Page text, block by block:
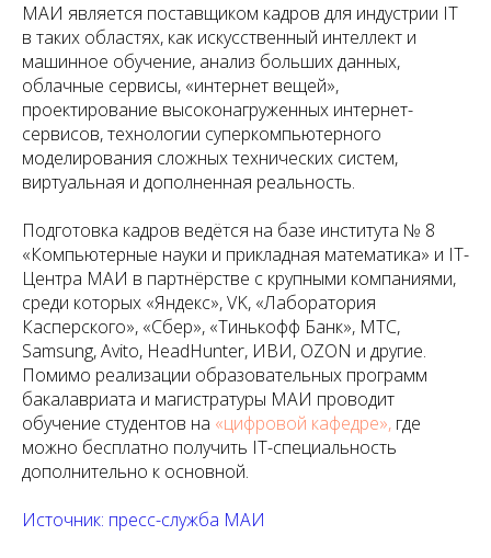
МАИ является поставщиком кадров для индустрии IT
в таких областях, как искусственный интеллект и
машинное обучение, анализ больших данных,
облачные сервисы, «интернет вещей»,
проектирование высоконагруженных интернет-
сервисов, технологии суперкомпьютерного
моделирования сложных технических систем,
виртуальная и дополненная реальность.
Подготовка кадров ведётся на базе института № 8
«Компьютерные науки и прикладная математика» и IT-
Центра МАИ в партнёрстве с крупными компаниями,
среди которых «Яндекс», VK, «Лаборатория
Касперского», «Сбер», «Тинькофф Банк», МТС,
Samsung, Avito, HeadHunter, ИВИ, OZON и другие.
Помимо реализации образовательных программ
бакалавриата и магистратуры МАИ проводит
обучение студентов на «цифровой кафедре», где
можно бесплатно получить IT-специальность
дополнительно к основной.
Источник: пресс-служба МАИ